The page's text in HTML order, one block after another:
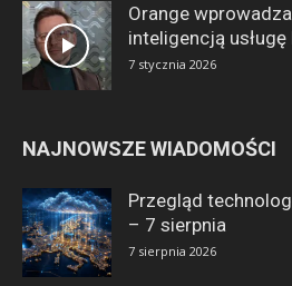
Orange
inteligencją usługę
7 stycznia 2026
NAJNOWSZE WIADOMOŚCI
Przegląd
– 7 sierpnia
7 sierpnia 2026